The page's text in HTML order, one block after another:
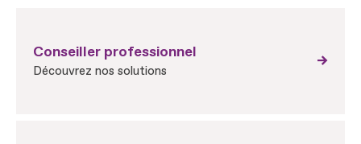
Conseiller professionnel
Découvrez nos solutions